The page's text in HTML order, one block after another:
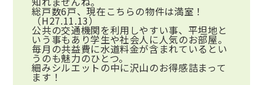
総戸数6戸、現在こちらの物件は満室！
（H27.11.13）
公共の交通機関を利用しやすい事、平坦地と
いう事もあり学生や社会人に人気のお部屋。
毎月の共益費に水道料金が含まれているとい
うのも魅力のひとつ。
細みシルエットの中に沢山のお得感詰まって
ます！